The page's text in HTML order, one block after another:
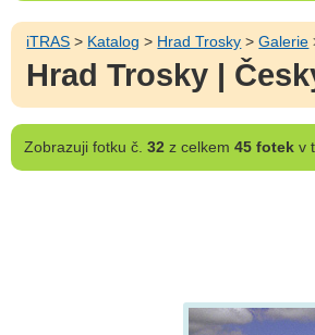
iTRAS > Katalog > Hrad Trosky >Galerie
Hrad Trosky |
Zobrazujifotku č. 32 z celkem 45 fotekv